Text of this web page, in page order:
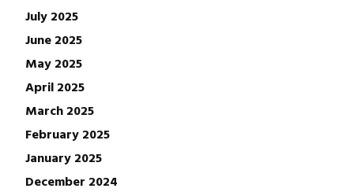
July 2025
June 2025
May 2025
April 2025
March 2025
February 2025
January 2025
December 2024